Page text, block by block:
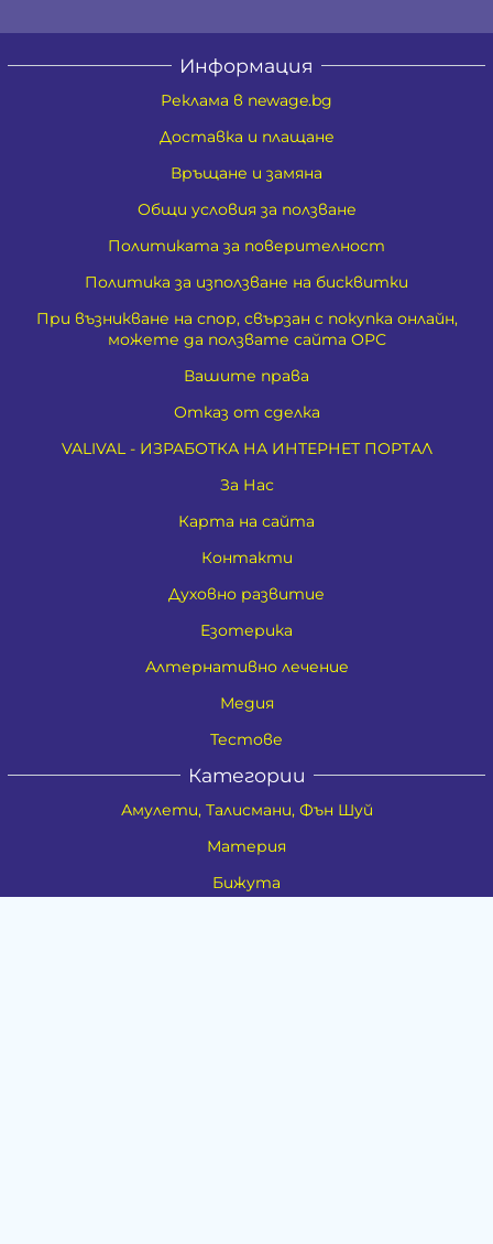
Информация
Реклама в newage.bg
Доставка и плащане
Връщане и замяна
Общи условия за ползване
Политиката за поверителност
Политика за използване на бисквитки
При възникване на спор, свързан с покупка онлайн,
можете да ползвате сайта ОРС
Вашите права
Отказ от сделка
VALIVAL - ИЗРАБОТКА НА ИНТЕРНЕТ ПОРТАЛ
За Нас
Карта на сайта
Контакти
Духовно развитие
Езотерика
Алтернативно лечение
Медия
Тестове
Категории
Амулети, Талисмани, Фън Шуй
Материя
Бижута